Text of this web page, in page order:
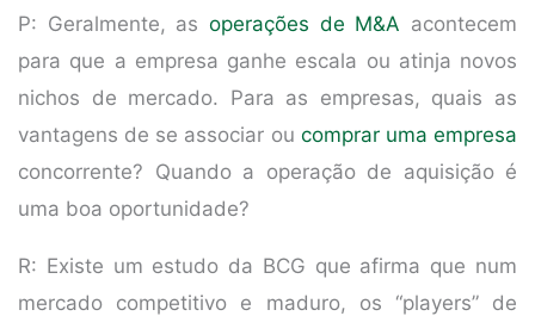
P: Geralmente, as operações de M&A acontecem
para que a empresa ganhe escala ou atinja novos
nichos de mercado. Para as empresas, quais as
vantagens de se associar ou comprar uma empresa
concorrente? Quando a operação de aquisição é
uma boa oportunidade?
R: Existe um estudo da BCG que afirma que num
mercado competitivo e maduro, os “players” de